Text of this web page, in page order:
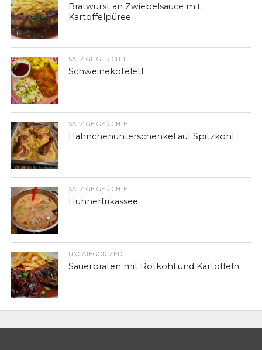
Bratwurst an Zwiebelsauce mit
Kartoffelpüree
SALZIGE GERICHTE
Schweinekotelett
SALZIGE GERICHTE
Hähnchenunterschenkel auf Spitzkohl
SALZIGE GERICHTE
Hühnerfrikassee
UNCATEGORIZED
Sauerbraten mit Rotkohl und Kartoffeln